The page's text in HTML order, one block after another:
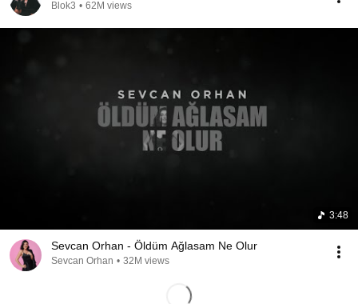
Blok3 • 62M views
3:48
Sevcan Orhan - Öldüm Ağlasam Ne Olur
Sevcan Orhan • 32M views